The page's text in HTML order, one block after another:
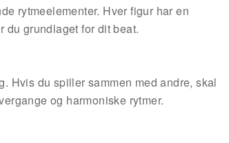
rytmeelementer. Hver figur har en
grundlaget for dit beat.
Hvis du spiller sammen med andre, skal
og harmoniske rytmer.